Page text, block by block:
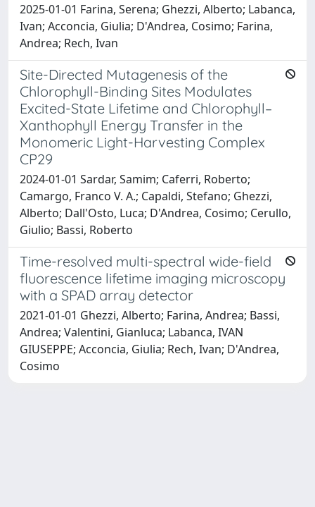
2025-01-01 Farina, Serena; Ghezzi, Alberto; Labanca,
Ivan; Acconcia, Giulia; D'Andrea, Cosimo; Farina,
Andrea; Rech, Ivan
Site-Directed Mutagenesis of the
Chlorophyll-Binding Sites Modulates
Excited-State Lifetime and Chlorophyll–
Xanthophyll Energy Transfer in the
Monomeric Light-Harvesting Complex
CP29
2024-01-01 Sardar, Samim; Caferri, Roberto;
Camargo, Franco V. A.; Capaldi, Stefano; Ghezzi,
Alberto; Dall'Osto, Luca; D'Andrea, Cosimo; Cerullo,
Giulio; Bassi, Roberto
Time-resolved multi-spectral wide-field
fluorescence lifetime imaging microscopy
with a SPAD array detector
2021-01-01 Ghezzi, Alberto; Farina, Andrea; Bassi,
Andrea; Valentini, Gianluca; Labanca, IVAN
GIUSEPPE; Acconcia, Giulia; Rech, Ivan; D'Andrea,
Cosimo